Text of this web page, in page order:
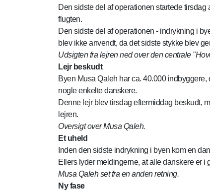
Den sidste del af operationen startede
flugten.
Den sidste del af operationen - indrykning i
blev ikke anvendt, da det sidste stykke blev
Udsigten fra lejren ned over den centrale
Lejr beskudt
Byen Musa Qaleh har ca. 40.000
nogle enkelte danskere.
Denne lejr blev tirsdag eftermiddag beskudt,
lejren.
Oversigt over Musa Qaleh.
Et uheld
Inden den sidste indrykning i byen kom en
Ellers lyder meldingerne, at alle danskere er i
Musa Qaleh set fra en anden retning.
Ny fase